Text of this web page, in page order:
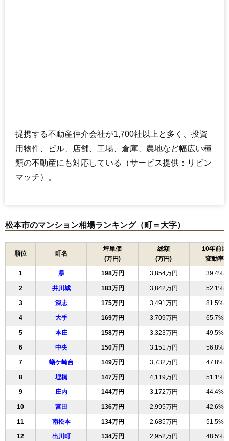
提携する不動産仲介会社が1,700社以上と多く、投資
用物件、ビル、店舗、工場、倉庫、農地など幅広い種
類の不動産にも対応している（サービス提供：リビン
マッチ）。
松本市のマンション相場ランキング（町＝大字）
順位 町名
坪単価
(万円)
総額
(万円)
10年前比
変動率
1 県 198万円 3,854万円 39.4%
2 井川城 183万円 3,842万円 52.1%
3 深志 175万円 3,491万円 81.5%
4 大手 169万円 3,709万円 65.7%
5 本庄 158万円 3,323万円 49.5%
6 中央 150万円 3,151万円 56.8%
7 蟻ケ崎台 149万円 3,732万円 47.8%
8 埋橋 147万円 4,119万円 51.1%
9 庄内 144万円 3,172万円 44.4%
10 宮田 136万円 2,995万円 42.6%
11 南松本 134万円 2,685万円 51.5%
12 出川町 134万円 2,952万円 48.5%